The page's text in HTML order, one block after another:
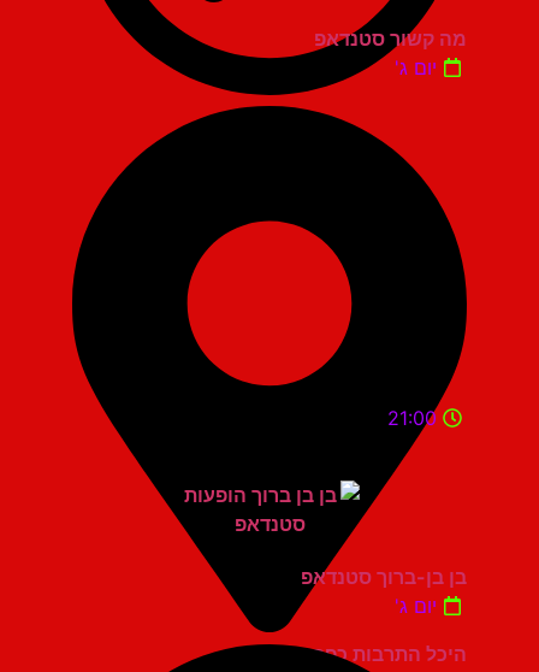
מה קשור סטנדאפ
יום ג'
היכל התרבות כפר סבא
21:00
בן בן-ברוך סטנדאפ
יום ג'